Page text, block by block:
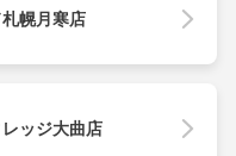
幌月寒店
ッジ大曲店